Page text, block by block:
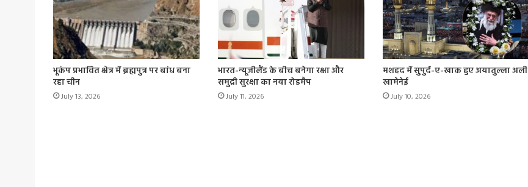
भूकंप प्रभावित क्षेत्र में ब्रह्मपुत्र पर बांध बना
रहा चीन
July 13, 2026
भारत-न्यूजीलैंड के बीच बनेगा रक्षा और
समुद्री सुरक्षा का नया रोडमैप
July 11, 2026
मशहद में सुपुर्द-ए-खाक हुए अयातुल्ला अली
खामेनेई
July 10, 2026